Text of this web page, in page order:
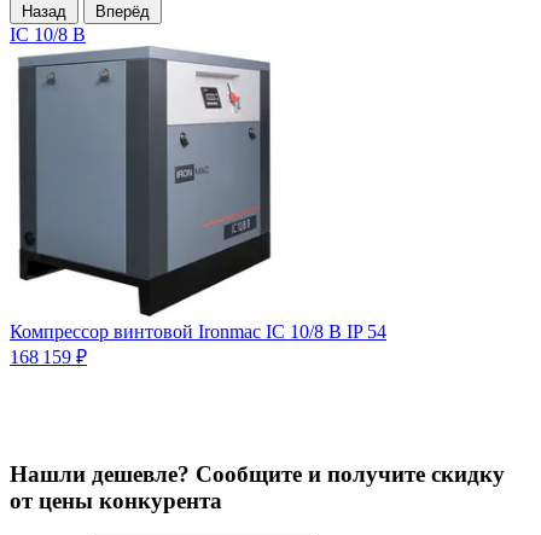
Назад Вперёд
IC 10/8 B
Компрессор винтовой Ironmac IC 10/8 B IP 54
168 159 ₽
Нашли дешевле? Сообщите и получите скидку
от цены конкурента